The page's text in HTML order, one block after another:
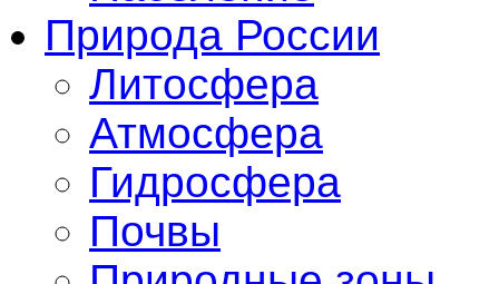
Природа России
Литосфера
Атмосфера
Гидросфера
Почвы